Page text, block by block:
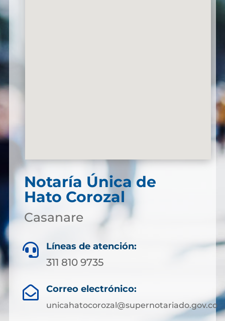
Notaría Única de
Hato Corozal
Casanare
 Líneas de atención:
311 810 9735
 Correo electrónico:
unicahatocorozal@supernotariado.gov.co